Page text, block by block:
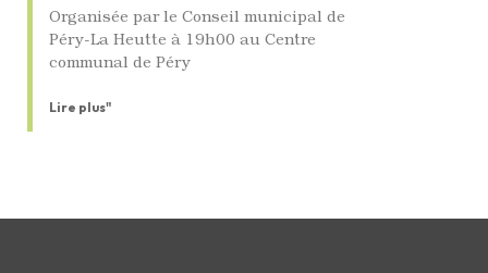
Organisée par le Conseil municipal de
Péry-La Heutte à 19h00 au Centre
communal de Péry
Lire plus"